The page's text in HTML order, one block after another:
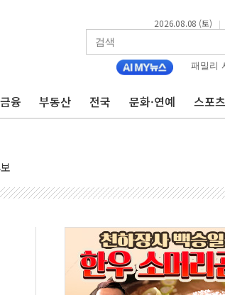
2026.08.08 (토) |
패밀리
융 부동산 전국 문화·연예 스포츠
입…고수온 양식장 복구·지원 '총력'
'산사태 주의보'...경북도, 호우 피해·통제구간 없어
·정청래·김민석 당대표 후보
선서 정청래에 승리...47.75% vs 42.08%
결과 발표...김민석 47.75% 정청래 42.08%
발표...김민석 45.09% 정청래 43.27% 송영길
…공습 한계·탄약 부족 현실화
대 50㎜ 폭우…강원 동해안 강한 비 이어져